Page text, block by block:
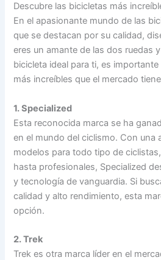
Descubre las bicicletas más
En el apasionante mundo de las
que se destacan por su calidad,
eres un amante de las dos ruedas
bicicleta ideal para ti, es
más increíbles que el mercado
1. Specialized
Esta reconocida marca se ha
en el mundo del ciclismo. Con una
modelos para todo tipo de
hasta profesionales, Specialized
y tecnología de vanguardia. Si
calidad y alto rendimiento, esta
opción.
2. Trek
Trek es otra marca líder en el